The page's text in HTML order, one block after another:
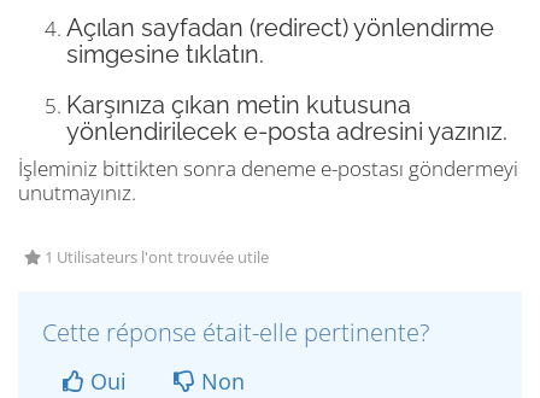
Açılan sayfadan (redirect) yönlendirme
simgesine tıklatın.
Karşınıza çıkan metin kutusuna
yönlendirilecek e-posta adresini yazınız.
İşleminiz bittikten sonra deneme e-postası göndermeyi
unutmayınız.
1 Utilisateurs l'ont trouvée utile
Cette réponse était-elle pertinente?
Oui Non